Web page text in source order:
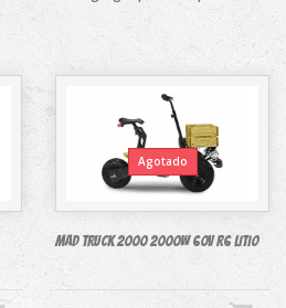
Agotado
MAD TRUCK 2000 2000W 60V R6 LITIO